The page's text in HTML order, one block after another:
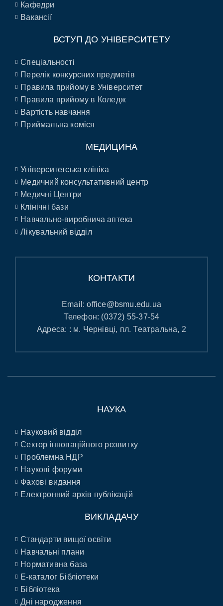
Кафедри
Вакансії
ВСТУП ДО УНІВЕРСИТЕТУ
Спеціальності
Перелік конкурсних предметів
Правила прийому в Університет
Правила прийому в Коледж
Вартість навчання
Приймальна коміся
МЕДИЦИНА
Університетська клініка
Медичний консультативний центр
Медичні Центри
Клінічні бази
Навчально-виробнича аптека
Лікувальний відділ
КОНТАКТИ
Email:office@bsmu.edu.ua
Телефон: (0372) 55-37-54
Адреса: : м. Чернівці, пл. Театральна, 2
НАУКА
Науковий відділ
Сектор інноваційного розвитку
Проблемна НДР
Наукові форуми
Фахові видання
Електронний архів публікацій
ВИКЛАДАЧУ
Стандарти вищої освіти
Навчальні плани
Нормативна база
E-каталог Бібліотеки
Бібліотека
Дні народження